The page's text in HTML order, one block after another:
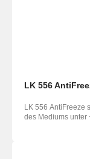
LK 556
LK 556 AntiFreeze
des Mediums unter